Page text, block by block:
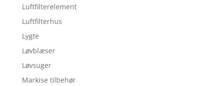
Luftfilterelement
Luftfilterhus
Lygte
Løvblæser
Løvsuger
Markise tilbehør